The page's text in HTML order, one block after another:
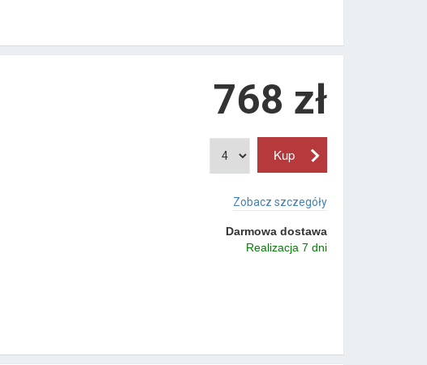
768 zł
Zobacz szczegóły
Darmowa dostawa
Realizacja 7 dni